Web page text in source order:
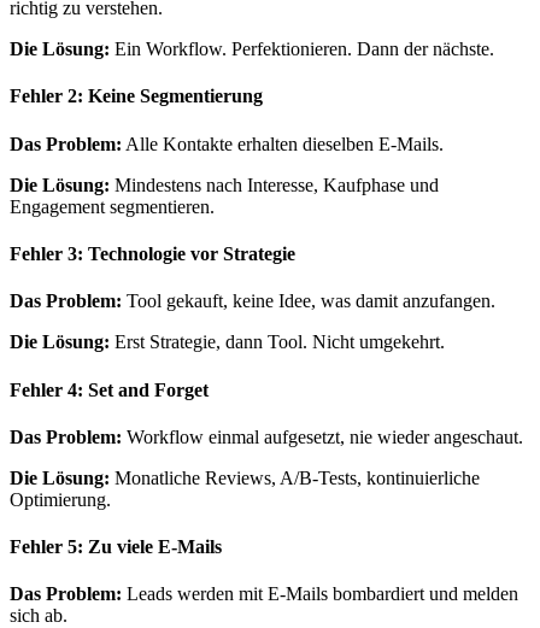
richtig zu verstehen.
Die Lösung: Ein Workflow. Perfektionieren. Dann der nächste.
Fehler 2: Keine Segmentierung
Das Problem: Alle Kontakte erhalten dieselben E-Mails.
Die Lösung: Mindestens nach Interesse, Kaufphase und
Engagement segmentieren.
Fehler 3: Technologie vor Strategie
Das Problem: Tool gekauft, keine Idee, was damit anzufangen.
Die Lösung: Erst Strategie, dann Tool. Nicht umgekehrt.
Fehler 4: Set and Forget
Das Problem: Workflow einmal aufgesetzt, nie wieder angeschaut.
Die Lösung: Monatliche Reviews, A/B-Tests, kontinuierliche
Optimierung.
Fehler 5: Zu viele E-Mails
Das Problem: Leads werden mit E-Mails bombardiert und melden
sich ab.